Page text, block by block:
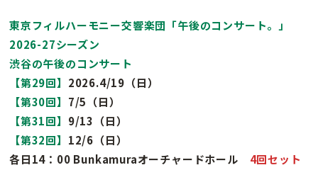
東京フィルハーモニー交響楽団「午後のコンサート。」
2026-27シーズン
渋谷の午後のコンサート
【第29回】 2026.4/19（日）
【第30回】 7/5（日）
【第31回】 9/13（日）
【第32回】 12/6（日）
各日14：00 Bunkamuraオーチャードホール 4回セット